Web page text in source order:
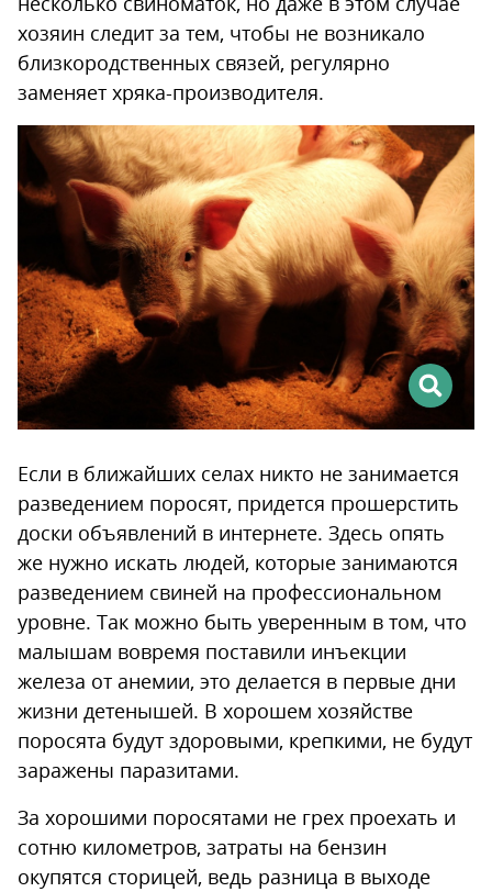
хозяин следит за тем, чтобы не возникало
близкородственных связей, регулярно
заменяет хряка-производителя.
Если в ближайших селах никто не занимается
разведением поросят, придется прошерстить
доски объявлений в интернете. Здесь опять
же нужно искать людей, которые занимаются
разведением свиней на профессиональном
уровне. Так можно быть уверенным в том, что
малышам вовремя поставили инъекции
железа от анемии, это делается в первые дни
жизни детенышей. В хорошем хозяйстве
поросята будут здоровыми, крепкими, не будут
заражены паразитами.
За хорошими поросятами не грех проехать и
сотню километров, затраты на бензин
окупятся сторицей, ведь разница в выходе